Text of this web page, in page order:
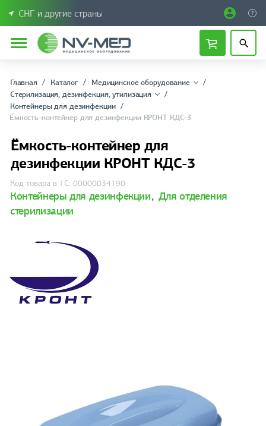
СНГ и другие страны
Главная Каталог
Медицинское оборудование
Стерилизация, дезинфекция, утилизация
Контейнеры для дезинфекции
Ёмкость-контейнер для дезинфекции КРОНТ КДС-3
Ёмкость-контейнер для
дезинфекции КРОНТ КДС-3
Код товара в 1С: 00000034190
Контейнеры для дезинфекции, Для отделения
стерилизации